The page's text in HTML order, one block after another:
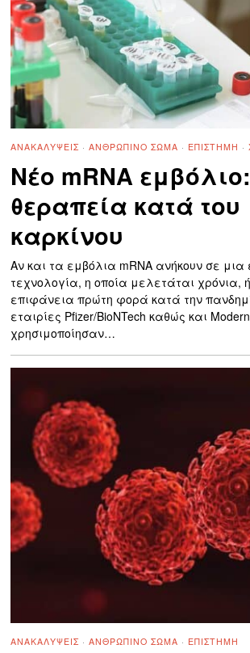
ΑΝΑΚΑΛΎΨΕΙΣ · ΑΝΘΡΏΠΙΝΟ ΣΏΜΑ · ΕΠΙΣΤΉΜΗ ·
Νέο mRNA
θεραπεία κατά του
καρκίνου
Αν και τα εμβόλια mRNA ανήκουν σε μια
τεχνολογία, η οποία μελετάται χρόνια,
επιφάνεια πρώτη φορά κατά την
εταιρίες Pfizer/BioNTech καθώς και
χρησιμοποίησαν…
ΑΝΑΚΑΛΎΨΕΙΣ · ΑΝΘΡΏΠΙΝΟ ΣΏΜΑ · ΕΠΙΣΤΉΜΗ